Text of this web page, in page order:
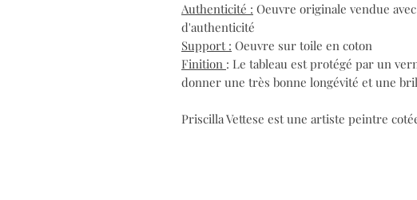
Authenticité : Oeuvre originale vendue
d'authenticité
Support : Oeuvre sur toile en coton
Finition : Le tableau est protégé par un
donner une très bonne longévité et une
Priscilla Vettese est une artiste peintre